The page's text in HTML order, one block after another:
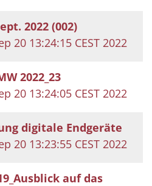
2022 (002)
20 13:24:15 CEST 2022
2022_23
20 13:24:05 CEST 2022
digitale Endgeräte
20 13:23:55 CEST 2022
auf das